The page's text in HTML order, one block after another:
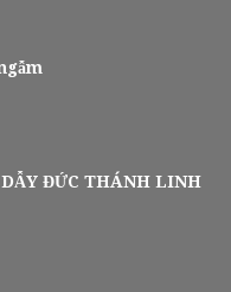
ĐỨC THÁNH LINH